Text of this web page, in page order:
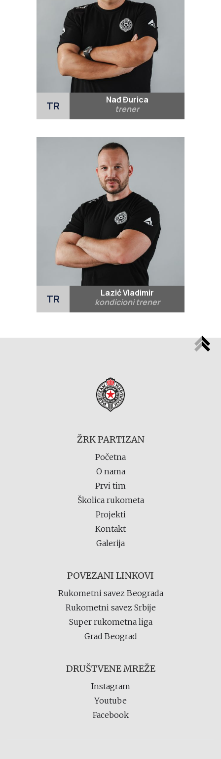
TR
Nađ Đurica
trener
TR
Lazić Vladimir
kondicioni trener
ŽRK PARTIZAN
Početna
O nama
Prvi tim
Školica rukometa
Projekti
Kontakt
Galerija
POVEZANI LINKOVI
Rukometni savez Beograda
Rukometni savez Srbije
Super rukometna liga
Grad Beograd
DRUŠTVENE MREŽE
Instagram
Youtube
Facebook